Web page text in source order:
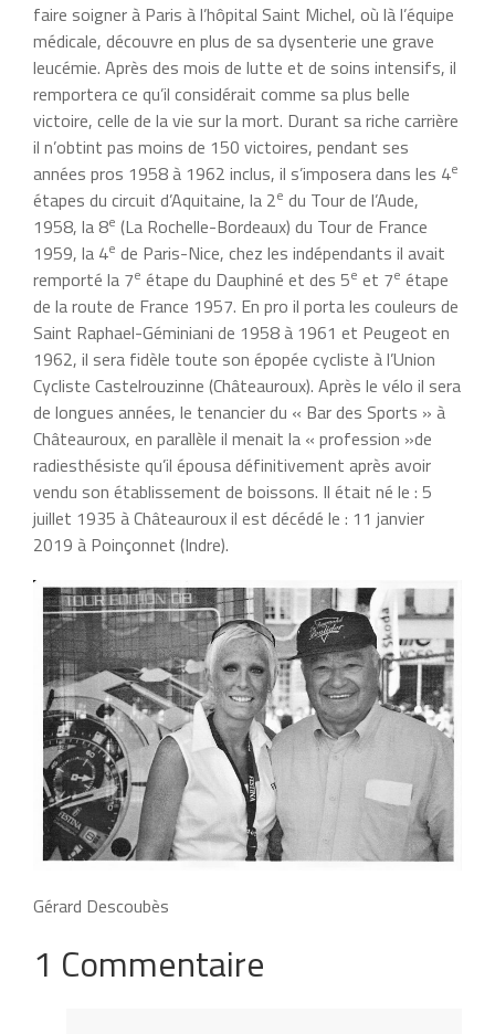
faire soigner à Paris à l’hôpital Saint Michel, où là l’équipe
médicale, découvre en plus de sa dysenterie une grave
leucémie. Après des mois de lutte et de soins intensifs, il
remportera ce qu’il considérait comme sa plus belle
victoire, celle de la vie sur la mort. Durant sa riche carrière
il n’obtint pas moins de 150 victoires, pendant ses
années pros 1958 à 1962 inclus, il s’imposera dans les 4e
étapes du circuit d’Aquitaine, la 2e du Tour de l’Aude,
1958, la 8e (La Rochelle-Bordeaux) du Tour de France
1959, la 4e de Paris-Nice, chez les indépendants il avait
remporté la 7e étape du Dauphiné et des 5e et 7e étape
de la route de France 1957. En pro il porta les couleurs de
Saint Raphael-Géminiani de 1958 à 1961 et Peugeot en
1962, il sera fidèle toute son épopée cycliste à l’Union
Cycliste Castelrouzinne (Châteauroux). Après le vélo il sera
de longues années, le tenancier du « Bar des Sports » à
Châteauroux, en parallèle il menait la « profession »de
radiesthésiste qu’il épousa définitivement après avoir
vendu son établissement de boissons. Il était né le : 5
juillet 1935 à Châteauroux il est décédé le : 11 janvier
2019 à Poinçonnet (Indre).
Gérard Descoubès
1 Commentaire